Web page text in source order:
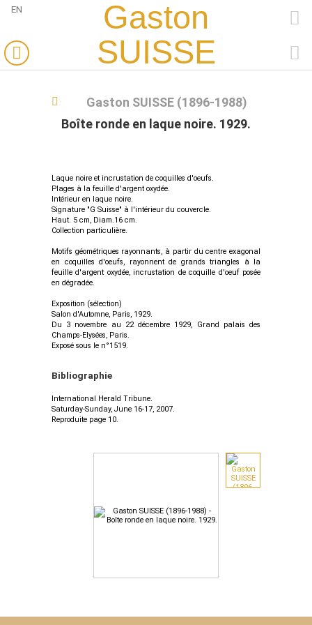
Gaston
SUISSE
EN
Gaston SUISSE (1896-1988)
Boîte ronde en laque noire. 1929.
Laque noire et incrustation de coquilles d'oeufs.
Plages à la feuille d'argent oxydée.
Intérieur en laque noire.
Signature "G Suisse" à l'intérieur du couvercle.
Haut. 5 cm, Diam.16 cm.
Collection particulière.
Motifs géométriques rayonnants, à partir du centre exagonal
en coquilles d'oeufs, rayonnent de grands triangles à la
feuille d'argent oxydée, incrustation de coquille d'oeuf posée
en dégradée.
Exposition (sélection)
Salon d'Automne, Paris, 1929.
Du 3 novembre au 22 décembre 1929, Grand palais des
Champs-Elysées, Paris.
Exposé sous le n°1519.
Bibliographie
International Herald Tribune.
Saturday-Sunday, June 16-17, 2007.
Reproduite page 10.